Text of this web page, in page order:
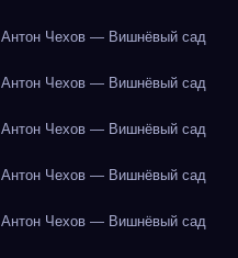
Антон Чехов — Вишнёвый сад
Антон Чехов — Вишнёвый сад
Антон Чехов — Вишнёвый сад
Антон Чехов — Вишнёвый сад
Антон Чехов — Вишнёвый сад